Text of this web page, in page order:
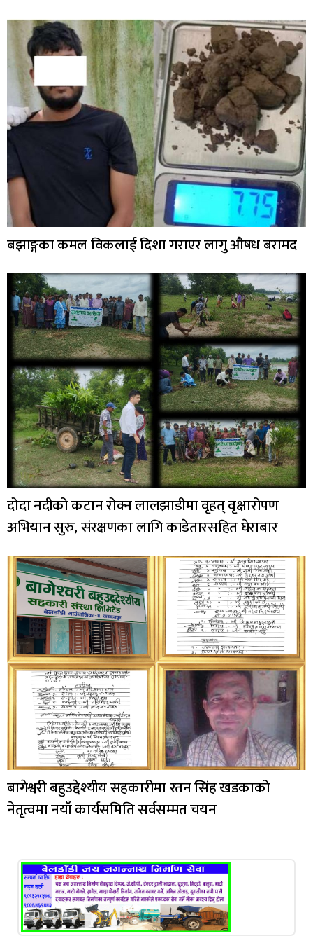
बझाङ्गका कमल विकलाई दिशा गराएर लागु औषध बरामद
दोदा नदीको कटान रोक्न लालझाडीमा वृहत् वृक्षारोपण
अभियान सुरु, संरक्षणका लागि काडेतारसहित घेराबार
बागेश्वरी बहुउद्देश्यीय सहकारीमा रतन सिंह खडकाको
नेतृत्वमा नयाँ कार्यसमिति सर्वसम्मत चयन